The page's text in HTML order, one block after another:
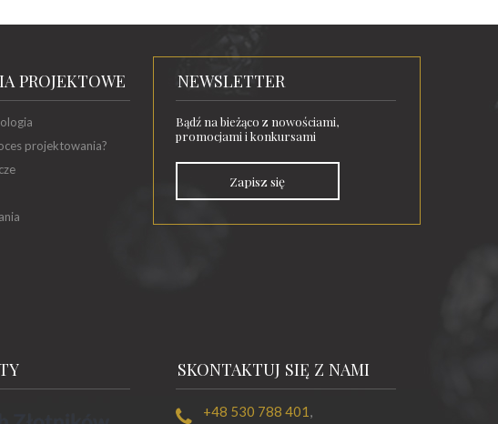
PROJEKTOWE
projektowania?
NEWSLETTER
Bądź na bieżąco z nowościami,
promocjami i konkursami
Zapisz się
SKONTAKTUJ SIĘ Z NAMI
+48 530 788 401 ,